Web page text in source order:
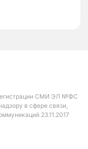
СМИ ЭЛ №ФС
в сфере связи,
23.11.2017